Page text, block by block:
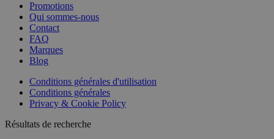
Promotions
Qui sommes-nous
Contact
FAQ
Marques
Blog
Conditions générales d'utilisation
Conditions générales
Privacy & Cookie Policy
Résultats de recherche